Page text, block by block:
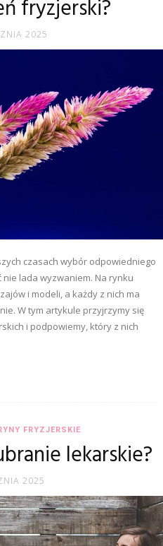
fryzjerski?
2025
czasach wybór odpowiedniego
lada wyzwaniem. Na rynku
i modeli, a każdy z nich ma
W tym artykule przyjrzymy się
i podpowiemy, który z nich
FRYZJERSKIE
lekarskie?
2025